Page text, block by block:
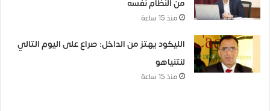
من النظام نفسه
منذ 15 ساعة
الليكود يهتز من الداخل: صراع على اليوم التالي
لنتنياهو
منذ 15 ساعة